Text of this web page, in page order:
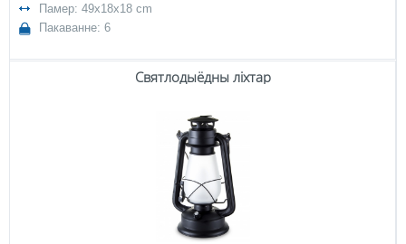
Памер: 49x18x18 cm
Пакаванне: 6
Святлодыёдны ліхтар